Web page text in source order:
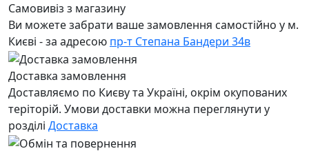
Самовивіз з магазину
Ви можете забрати ваше замовлення самостійно у м.
Києві - за адресою пр-т Степана Бандери 34в
Доставка замовлення
Доставляємо по Києву та Україні, окрім окупованих
теріторій. Умови доставки можна переглянути у
розділі Доставка